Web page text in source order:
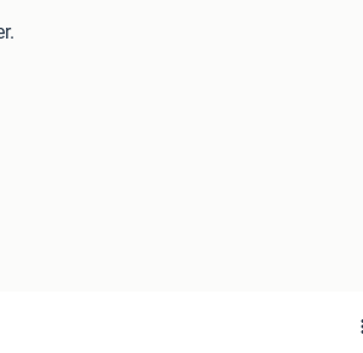
Indonesië. Suarhout is te herkennen aan